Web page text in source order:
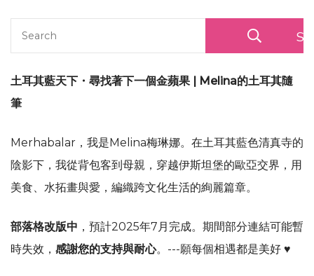
土耳其藍天下・尋找著下一個金蘋果 | Melina的土耳其隨
筆
Merhabalar，我是Melina梅琳娜。在土耳其藍色清真寺的
陰影下，我從背包客到母親，穿越伊斯坦堡的歐亞交界，用
美食、水拓畫與愛，編織跨文化生活的絢麗篇章。
部落格改版中 ，預計2025年7月完成。期間部分連結可能暫
時失效， 感謝您的支持與耐心。---願每個相遇都是美好 ♥